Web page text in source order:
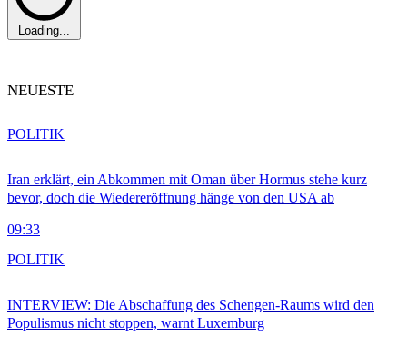
Loading...
NEUESTE
Iran erklärt, ein Abkommen mit Oman über Hormus stehe kurz
bevor, doch die Wiedereröffnung hänge von den USA ab
09:33
POLITIK
INTERVIEW: Die Abschaffung des Schengen-Raums wird den
Populismus nicht stoppen, warnt Luxemburg
POLITIK